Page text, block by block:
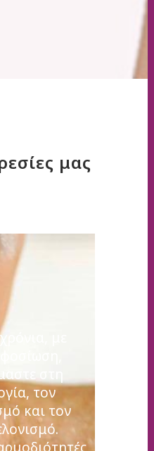
μας
με
στη
τον
και τον